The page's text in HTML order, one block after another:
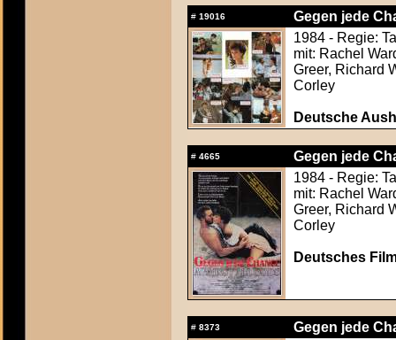
# 19016
Gegen jede
1984 - Regie:
mit: Rachel
Greer, Richard
Corley
Deutsche
# 4665
Gegen jede
1984 - Regie:
mit: Rachel
Greer, Richard
Corley
Deutsches
# 8373
Gegen jede